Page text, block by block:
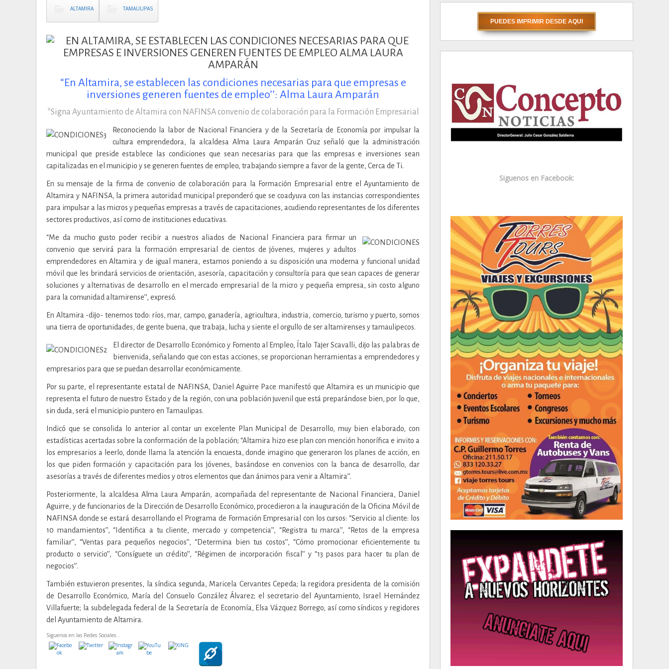
ALTAMIRA TAMAULIPAS
“En Altamira, se establecen las condiciones necesarias para que empresas e
inversiones generen fuentes de empleo’’: Alma Laura Amparán
*Signa Ayuntamiento de Altamira con NAFINSA convenio de colaboración para la Formación Empresarial
Reconociendo la labor de Nacional Financiera y de la Secretaría de Economía por impulsar la
cultura emprendedora, la alcaldesa Alma Laura Amparán Cruz señaló que la administración
municipal que preside establece las condiciones que sean necesarias para que las empresas e inversiones sean
capitalizadas en el municipio y se generen fuentes de empleo, trabajando siempre a favor de la gente, Cerca de Ti.
En su mensaje de la firma de convenio de colaboración para la Formación Empresarial entre el Ayuntamiento de
Altamira y NAFINSA, la primera autoridad municipal preponderó que se coadyuva con las instancias correspondientes
para impulsar a las micros y pequeñas empresas a través de capacitaciones, acudiendo representantes de los diferentes
sectores productivos, así como de instituciones educativas.
“Me da mucho gusto poder recibir a nuestros aliados de Nacional Financiera para firmar un
convenio que servirá para la formación empresarial de cientos de jóvenes, mujeres y adultos
emprendedores en Altamira y de igual manera, estamos poniendo a su disposición una moderna y funcional unidad
móvil que les brindará servicios de orientación, asesoría, capacitación y consultoría para que sean capaces de generar
soluciones y alternativas de desarrollo en el mercado empresarial de la micro y pequeña empresa, sin costo alguno
para la comunidad altamirense’’, expresó.
En Altamira -dijo- tenemos todo: ríos, mar, campo, ganadería, agricultura, industria, comercio, turismo y puerto, somos
una tierra de oportunidades, de gente buena, que trabaja, lucha y siente el orgullo de ser altamirenses y tamaulipecos.
El director de Desarrollo Económico y Fomento al Empleo, Ítalo Tajer Scavalli, dijo las palabras de
bienvenida, señalando que con estas acciones, se proporcionan herramientas a emprendedores y
empresarios para que se puedan desarrollar económicamente.
Por su parte, el representante estatal de NAFINSA, Daniel Aguirre Pace manifestó que Altamira es un municipio que
representa el futuro de nuestro Estado y de la región, con una población juvenil que está preparándose bien, por lo que,
sin duda, será el municipio puntero en Tamaulipas.
Indicó que se consolida lo anterior al contar un excelente Plan Municipal de Desarrollo, muy bien elaborado, con
estadísticas acertadas sobre la conformación de la población; “Altamira hizo ese plan con mención honorífica e invito a
los empresarios a leerlo, donde llama la atención la encuesta, donde imagino que generaron los planes de acción, en
los que piden formación y capacitación para los jóvenes, basándose en convenios con la banca de desarrollo, dar
asesorías a través de diferentes medios y otros elementos que dan ánimos para venir a Altamira’’.
Posteriormente, la alcaldesa Alma Laura Amparán, acompañada del representante de Nacional Financiera, Daniel
Aguirre, y de funcionarios de la Dirección de Desarrollo Económico, procedieron a la inauguración de la Oficina Móvil de
NAFINSA donde se estará desarrollando el Programa de Formación Empresarial con los cursos: “Servicio al cliente: los
10 mandamientos’’, “Identifica a tu cliente, mercado y competencia’’, “Registra tu marca’’, “Retos de la empresa
familiar’’, “Ventas para pequeños negocios’’, “Determina bien tus costos’’, “Cómo promocionar eficientemente tu
producto o servicio’’, “Consíguete un crédito’’, “Régimen de incorporación fiscal’’ y “13 pasos para hacer tu plan de
negocios’’.
También estuvieron presentes, la síndica segunda, Maricela Cervantes Cepeda; la regidora presidenta de la comisión
de Desarrollo Económico, María del Consuelo González Álvarez; el secretario del Ayuntamiento, Israel Hernández
Villafuerte; la subdelegada federal de la Secretaría de Economía, Elsa Vázquez Borrego, así como síndicos y regidores
del Ayuntamiento de Altamira.
Siguenos en las Redes Sociales...
Siguenos en Facebook: